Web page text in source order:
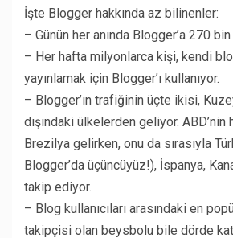
İşte Blogger hakkında az bilinenler:
– Günün her anında Blogger’a 270
– Her hafta milyonlarca kişi, kendi
yayınlamak için Blogger’ı kullanıyor.
– Blogger’ın trafiğinin üçte ikisi,
dışındaki ülkelerden geliyor. ABD’nin
Brezilya gelirken, onu da sırasıyla
Blogger’da üçüncüyüz!), İspanya,
takip ediyor.
– Blog kullanıcıları arasındaki en
takipçisi olan beysbolu bile dörde